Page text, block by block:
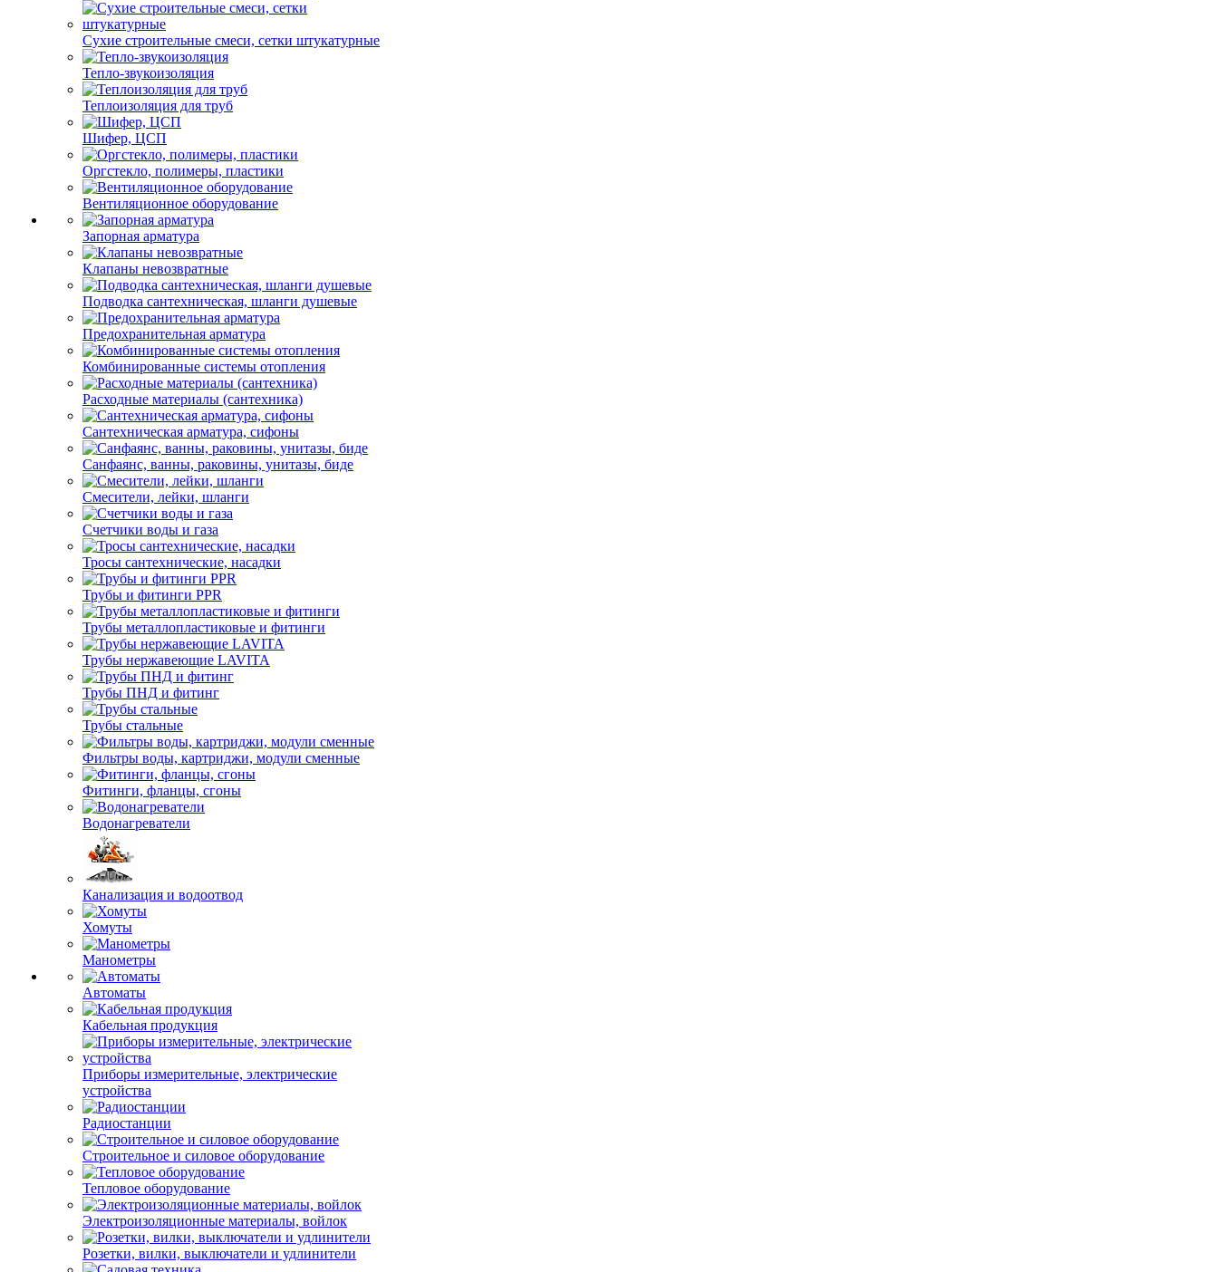
Сухие строительные смеси, сетки штукатурные
Тепло-звукоизоляция
Теплоизоляция для труб
Шифер, ЦСП
Оргстекло, полимеры, пластики
Вентиляционное оборудование
Запорная арматура
Клапаны невозвратные
Подводка сантехническая, шланги душевые
Предохранительная арматура
Комбинированные системы отопления
Расходные материалы (сантехника)
Сантехническая арматура, сифоны
Санфаянс, ванны, раковины, унитазы, биде
Смесители, лейки, шланги
Счетчики воды и газа
Тросы сантехнические, насадки
Трубы и фитинги PPR
Трубы металлопластиковые и фитинги
Трубы нержавеющие LAVITA
Трубы ПНД и фитинг
Трубы стальные
Фильтры воды, картриджи, модули сменные
Фитинги, фланцы, сгоны
Водонагреватели
Канализация и водоотвод
Хомуты
Манометры
Автоматы
Кабельная продукция
Приборы измерительные, электрические
устройства
Радиостанции
Строительное и силовое оборудование
Тепловое оборудование
Электроизоляционные материалы, войлок
Розетки, вилки, выключатели и удлинители